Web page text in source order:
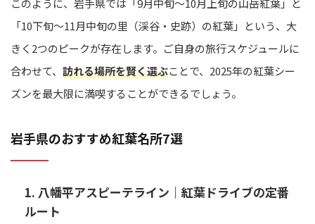
このように、岩手県では「9月中旬～10月上旬の山岳紅葉」と
「10下旬～11月中旬の里（渓谷・史跡）の紅葉」という、大
きく2つのピークが存在します。ご自身の旅行スケジュールに
合わせて、 訪れる場所を賢く選ぶことで、2025年の紅葉シー
ズンを最大限に満喫することができるでしょう。
岩手県のおすすめ紅葉名所7選
1. 八幡平アスピーテライン｜紅葉ドライブの定番
ルート